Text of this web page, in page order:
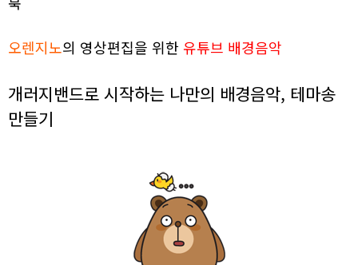
오렌지노의 영상편집을 위한 유튜브 배경음악
개러지밴드로 시작하는 나만의 배경음악, 테마송
만들기